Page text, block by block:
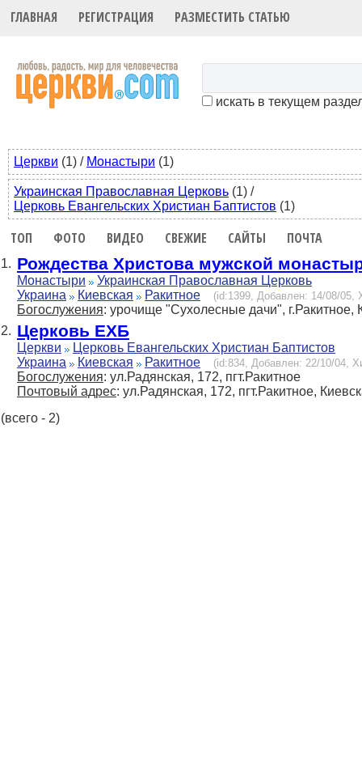
ГЛАВНАЯ РЕГИСТРАЦИЯ РАЗМЕСТИТЬ СТАТЬЮ
искать в текущем
Церкви (1) / Монастыри (1)
Украинская Православная Церковь (1) /
Церковь Евангельских Христиан Баптистов (1)
ТОП ФОТО ВИДЕО СВЕЖИЕ САЙТЫ ПОЧТА
1. Рождества Христова мужской
Монастыри
Украинская Православная Церковь
Украина
Киевская Ракитное (id:1399, Добавлен: 14/08/05,
Богослужения: урочище "Сухолесные дачи", г.Ракитное,
2. Церковь ЕХБ
Церкви
Церковь Евангельских Христиан Баптистов
Украина
Киевская Ракитное (id:834, Добавлен: 22/10/04,
Богослужения: ул.Радянская, 172, пгт.Ракитное
Почтовый адрес: ул.Радянская, 172, пгт.Ракитное,
(всего - 2)